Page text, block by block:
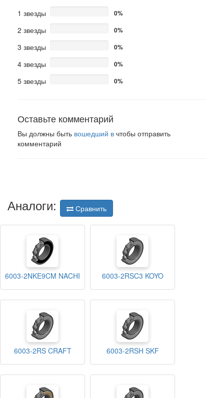
1 звезды
0%
2 звезды 0%
3 звезды 0%
4 звезды 0%
5 звезды 0%
Оставьте комментарий
Вы должны быть вошедший в чтобы отправить
комментарий
Аналоги: Сравнить
6003-2NKE9CM NACHI 6003-2RSC3 KOYO
6003-2RS CRAFT 6003-2RSH SKF